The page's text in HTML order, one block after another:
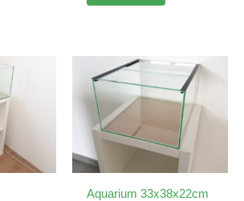
Aquarium 33x38x22cm